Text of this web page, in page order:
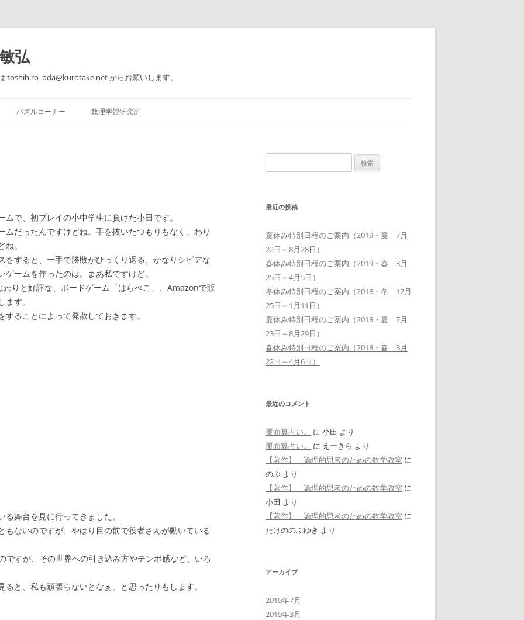
弘
toshihiro_oda@kurotake.net からお願いします。
ン
テ
【ゲーム】 はらぺこ
【著作】 大人のための算数教室
パズルコーナー 数理学習研究所
急セミナーBE
で、初プレイの小中学生に負けた小田です。
だったんですけどね。手を抜いたつもりもなく、わり
。
をすると、一手で勝敗がひっくり返る、かなりシビアな
ームを作ったのは。まあ私ですけど。
わりと好評な、ボードゲーム「はらぺこ」、Amazonで販
す。
ることによって発散しておきます。
舞台を見に行ってきました。
ないのですが、やはり目の前で役者さんが動いている
ですが、その世界への引き込み方やテンポ感など、いろ
と、私も頑張らないとなぁ、と思ったりもします。
索:
最近の投稿
夏休み特別日程のご案内（2019・夏 7月
22日～8月28日）
春休み特別日程のご案内（2019・春 3月
25日～4月5日）
冬休み特別日程のご案内（2018・冬 12月
25日～1月11日）
夏休み特別日程のご案内（2018・夏 7月
23日～8月29日）
春休み特別日程のご案内（2018・春 3月
22日～4月6日）
最近のコメント
覆面算占い。 に 小田 より
覆面算占い。
に えーきら より
【著作】 論理的思考のための数学教室 に
のぶ より
【著作】 論理的思考のための数学教室 に
小田 より
【著作】 論理的思考のための数学教室 に
たけののぶゆき より
アーカイブ
2019年7月
2019年3月